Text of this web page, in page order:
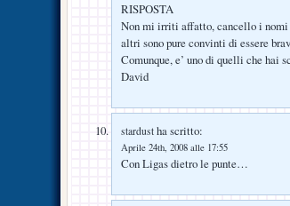
RISPOSTA
Non mi irriti affatto, cancello i nomi
altri sono pure convinti di essere
Comunque, e’ uno di quelli che hai
David
stardust ha scritto:
Aprile 24th, 2008 alle 17:55
Con Ligas dietro le punte…